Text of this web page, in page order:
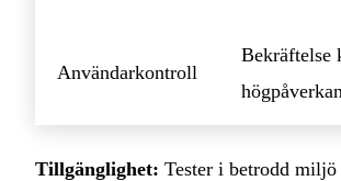
Användarkontroll
Bekräftelse
Tillgänglighet: Tester i betrodd miljö